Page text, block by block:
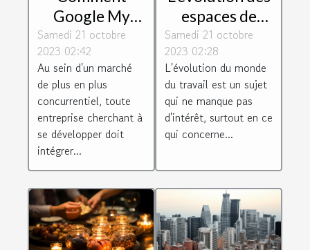
Google My
Business peut
aider les
entreprises à
se développer
Samedi 21 octobre
2023 02:42
Au sein d'un marché
de plus en plus
concurrentiel, toute
entreprise cherchant à
se développer doit
intégrer...
espaces de
travail : le cas
de Toulouse
Blagnac
Samedi 21 octobre
2023 02:28
L'évolution du monde
du travail est un sujet
qui ne manque pas
d'intérêt, surtout en ce
qui concerne...